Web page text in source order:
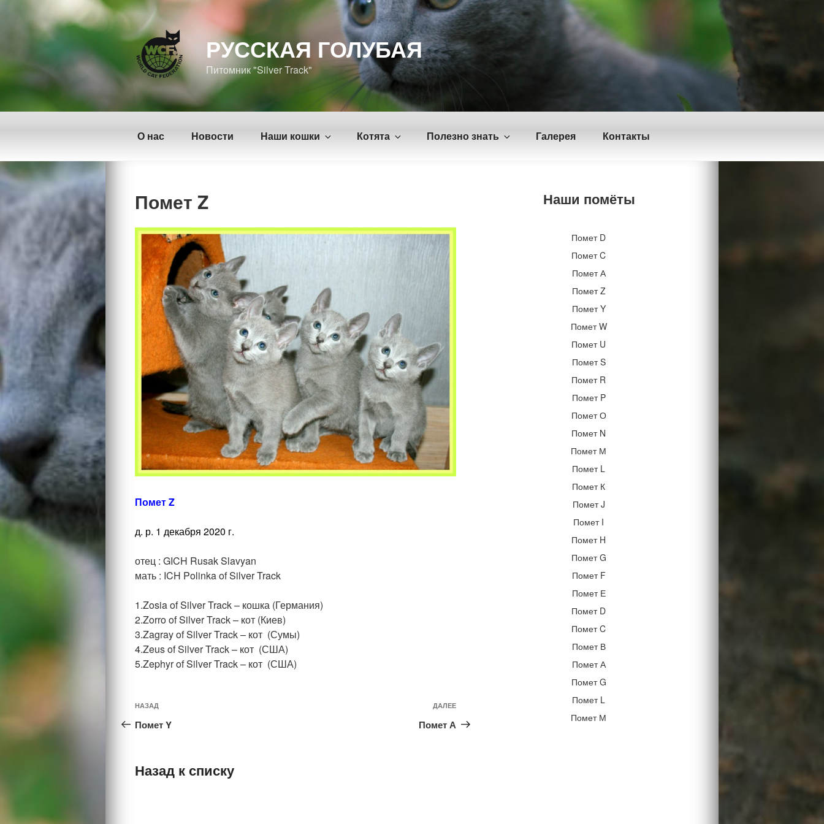
содержимому
РУССКАЯ ГОЛУБАЯ
Питомник "Silver Track"
О нас Новости Наши кошки Котята Полезно знать Галерея Контакты
Помет Z
Помет Z
д. р. 1 декабря 2020 г.
отец : GICH Rusak Slavyan
мать : ICH Polinka of Silver Track
1.Zosia of Silver Track – кошка (Германия)
2.Zorro of Silver Track – кот (Киев)
3.Zagray of Silver Track – кот (Сумы)
4.Zeus of Silver Track – кот (США)
5.Zephyr of Silver Track – кот (США)
Навигация
по
Предыдущая
запись:
НАЗАД
Помет Y
запись
ДАЛЕЕ
Помет А
Назад к списку
Наши помёты
Помет D
Помет C
Помет А
Помет Z
Помет Y
Помет W
Помет U
Помет S
Помет R
Помет P
Помет О
Помет N
Помет М
Помет L
Помет К
Помет J
Помет I
Помет H
Помет G
Помет F
Помет Е
Помет D
Помет C
Помет В
Помет А
Помет G
Помет L
Помет М